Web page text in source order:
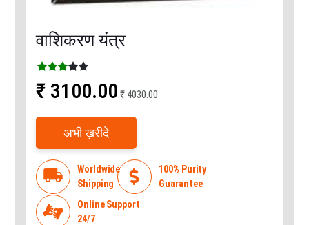
वाशिकरण यंत्र
₹ 3100.00 ₹ 4030.00
अभी ख़रीदे
local_shipping
Worldwide
Shipping

100% Purity
Guarantee

Online Support
24/7